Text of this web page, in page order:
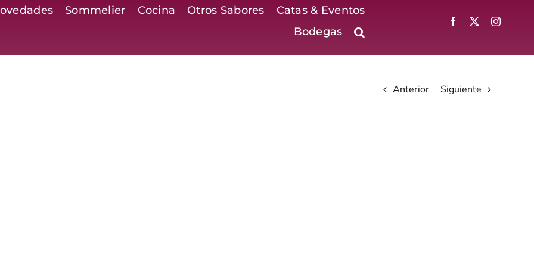
Sommelier Cocina Otros Sabores
Catas & Eventos
Bodegas
Anterior Siguiente